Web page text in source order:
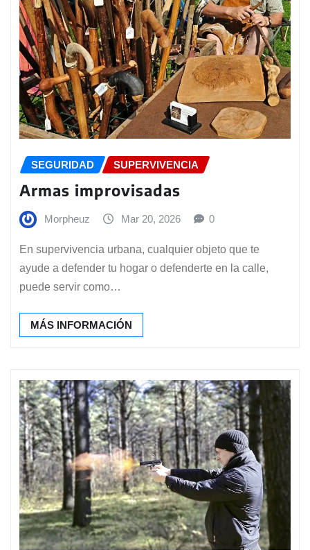
SEGURIDAD SUPERVIVENCIA
Armas improvisadas
Morpheuz Mar 20, 2026 0
En supervivencia urbana, cualquier objeto que te
ayude a defender tu hogar o defenderte en la calle,
puede servir como…
MÁS INFORMACIÓN